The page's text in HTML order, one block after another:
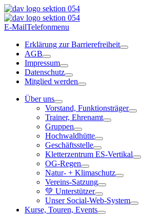
E-MailTelefonmenu
Erklärung zur Barrierefreiheit
AGB
Impressum
Datenschutz
Mitglied werden
Über uns
Vorstand, Funktionsträger
Trainer, Ehrenamt
Gruppen
Hochwaldhütte
Geschäftsstelle
Kletterzentrum ES-Vertikal
OG-Regen
Natur- + Klimaschutz
Vereins-Satzung
💚 Unterstützer
Unser Social-Web-System
Kurse, Touren, Events